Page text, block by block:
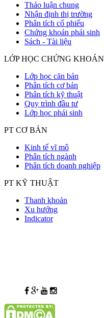
Thảo luận chung
Nhận định thị trường
Phân tích cổ phiếu
Chứng khoán phái sinh
Sách - Tài liệu
LỚP HỌC CHỨNG KHOÁN
Lớp học căn bản
Phân tích cơ bản
Phân tích kỹ thuật
Quy trình đầu tư
Lớp học phái sinh
PT CƠ BẢN
Kinh tế vĩ mô
Phân tích ngành
Phân tích doanh nghiệp
PT KỸ THUẬT
Thanh khoản
Xu hướng
Indicator